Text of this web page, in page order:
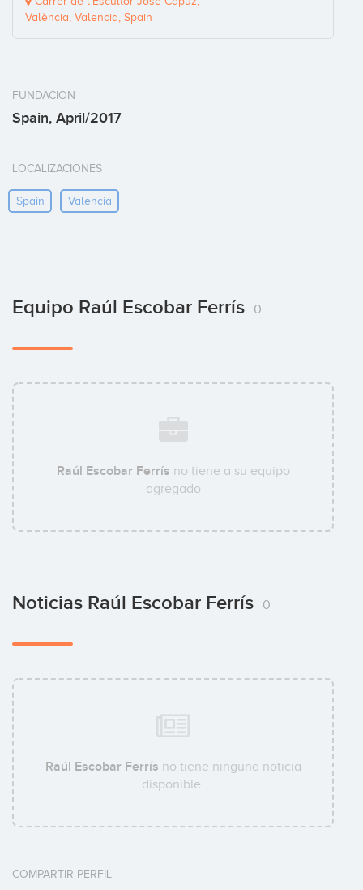
València, Valencia, Spain
FUNDACION
Spain, April/2017
LOCALIZACIONES
Spain Valencia
Equipo Raúl Escobar Ferrís 0
Raúl Escobar Ferrís no tiene a su equipo
agregado
Noticias Raúl Escobar Ferrís 0
Raúl Escobar Ferrís no tiene ninguna noticia
disponible.
COMPARTIR PERFIL